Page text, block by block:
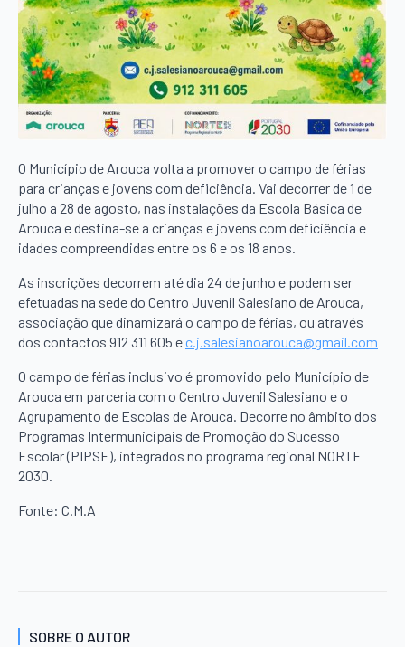
O Município de Arouca volta a promover o campo de férias
para crianças e jovens com deficiência. Vai decorrer de 1 de
julho a 28 de agosto, nas instalações da Escola Básica de
Arouca e destina-se a crianças e jovens com deficiência e
idades compreendidas entre os 6 e os 18 anos.
As inscrições decorrem até dia 24 de junho e podem ser
efetuadas na sede do Centro Juvenil Salesiano de Arouca,
associação que dinamizará o campo de férias, ou através
dos contactos 912 311 605 ec.j.salesianoarouca@gmail.com
O campo de férias inclusivo é promovido pelo Município de
Arouca em parceria com o Centro Juvenil Salesiano e o
Agrupamento de Escolas de Arouca. Decorre no âmbito dos
Programas Intermunicipais de Promoção do Sucesso
Escolar (PIPSE), integrados no programa regional NORTE
2030.
Fonte: C.M.A
SOBRE O AUTOR